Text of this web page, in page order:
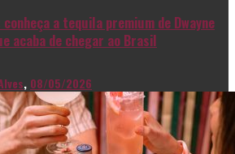
conheça a tequila premium de Dwayne
acaba de chegar ao Brasil
, 08/05/2026